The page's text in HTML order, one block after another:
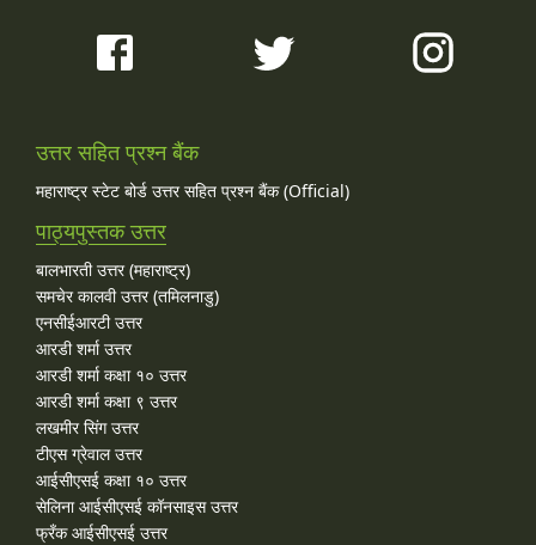
उत्तर सहित प्रश्न बैंक
महाराष्ट्र स्टेट बोर्ड उत्तर सहित प्रश्न बैंक (Official)
पाठ्यपुस्तक उत्तर
बालभारती उत्तर (महाराष्ट्र)
समचेर कालवी उत्तर (तमिलनाडु)
एनसीईआरटी उत्तर
आरडी शर्मा उत्तर
आरडी शर्मा कक्षा १० उत्तर
आरडी शर्मा कक्षा ९ उत्तर
लखमीर सिंग उत्तर
टीएस ग्रेवाल उत्तर
आईसीएसई कक्षा १० उत्तर
सेलिना आईसीएसई कॉनसाइस उत्तर
फ्रँक आईसीएसई उत्तर